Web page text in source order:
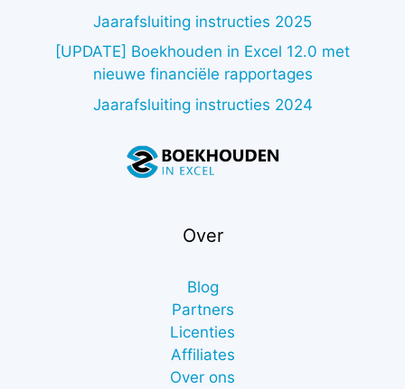
Jaarafsluiting instructies 2025
[UPDATE] Boekhouden in Excel 12.0 met
nieuwe financiële rapportages
Jaarafsluiting instructies 2024
Over
Blog
Partners
Licenties
Affiliates
Over ons